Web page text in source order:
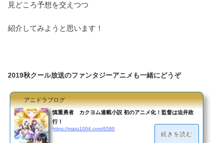
見どころ予想を交えつつ
紹介してみようと思います！
2019秋クール放送のファンタジーアニメも一緒にどうぞ
アニドラブログ
慎重勇者 カクヨム連載小説 初のアニメ化！監督は迫井政
行！
https://matu1004.com/6580
続きを読む